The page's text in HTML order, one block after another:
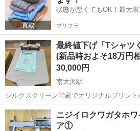
状態が悪くてもOK！最大
プリフラ
最終値下げ「Tシャツ
(新品時およそ18万円
30,000円
南大沢駅
シルクスクリーン印刷でオリジナルプリン
ん」のセット一式です。 ・Tシャツくん wide 製版機 (wideフレームマ
ット付き) ・Tシャツくん 多色印刷機 L ワイド専用スクリーン数枚
とイン...
東京 八王子市 南大沢駅 その他
ニジイロクワガタホ
ア①